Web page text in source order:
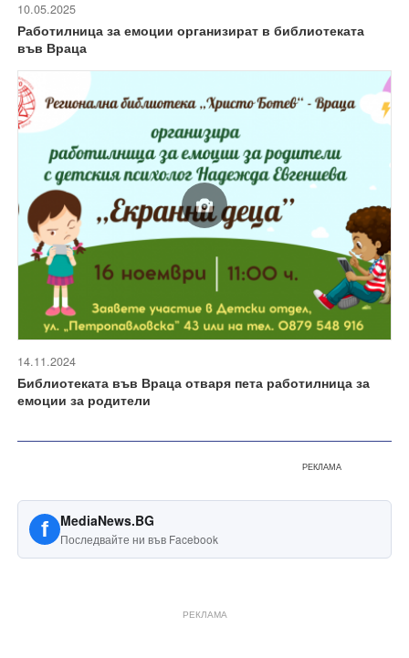
10.05.2025
Работилница за емоции организират в библиотеката
във Враца
14.11.2024
Библиотеката във Враца отваря пета работилница за
емоции за родители
РЕКЛАМА
f MediaNews.BG
Последвайте ни във Facebook
РЕКЛАМА